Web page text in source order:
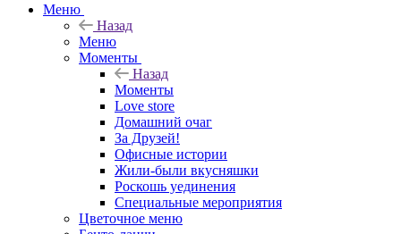
Меню
Назад
Меню
Моменты
Назад
Моменты
Love store
Домашний очаг
За Друзей!
Офисные истории
Жили-были вкусняшки
Роскошь уединения
Специальные мероприятия
Цветочное меню